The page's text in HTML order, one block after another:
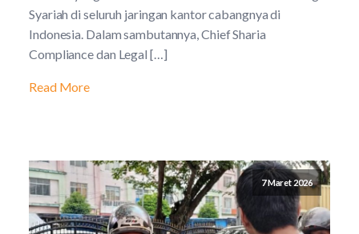
Syariah di seluruh jaringan kantor cabangnya di
Indonesia. Dalam sambutannya, Chief Sharia
Compliance dan Legal […]
Read More
7 Maret 2026